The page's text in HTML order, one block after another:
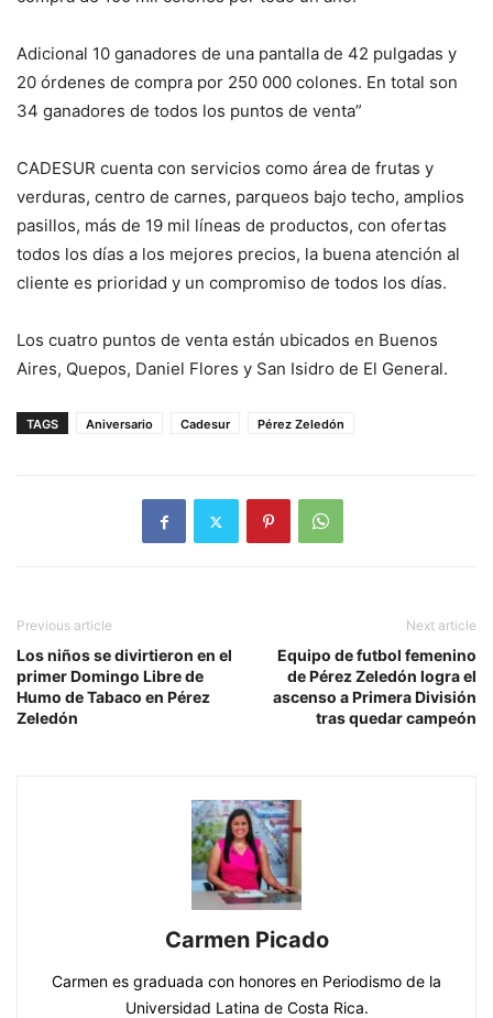
Adicional 10 ganadores de una pantalla de 42 pulgadas y
20 órdenes de compra por 250 000 colones. En total son
34 ganadores de todos los puntos de venta”
CADESUR cuenta con servicios como área de frutas y
verduras, centro de carnes, parqueos bajo techo, amplios
pasillos, más de 19 mil líneas de productos, con ofertas
todos los días a los mejores precios, la buena atención al
cliente es prioridad y un compromiso de todos los días.
Los cuatro puntos de venta están ubicados en Buenos
Aires, Quepos, Daniel Flores y San Isidro de El General.
TAGS Aniversario Cadesur Pérez Zeledón
Previous article
Los niños se divirtieron en el
primer Domingo Libre de
Humo de Tabaco en Pérez
Zeledón
Next article
Equipo de futbol femenino
de Pérez Zeledón logra el
ascenso a Primera División
tras quedar campeón
Carmen Picado
Carmen es graduada con honores en Periodismo de la
Universidad Latina de Costa Rica.